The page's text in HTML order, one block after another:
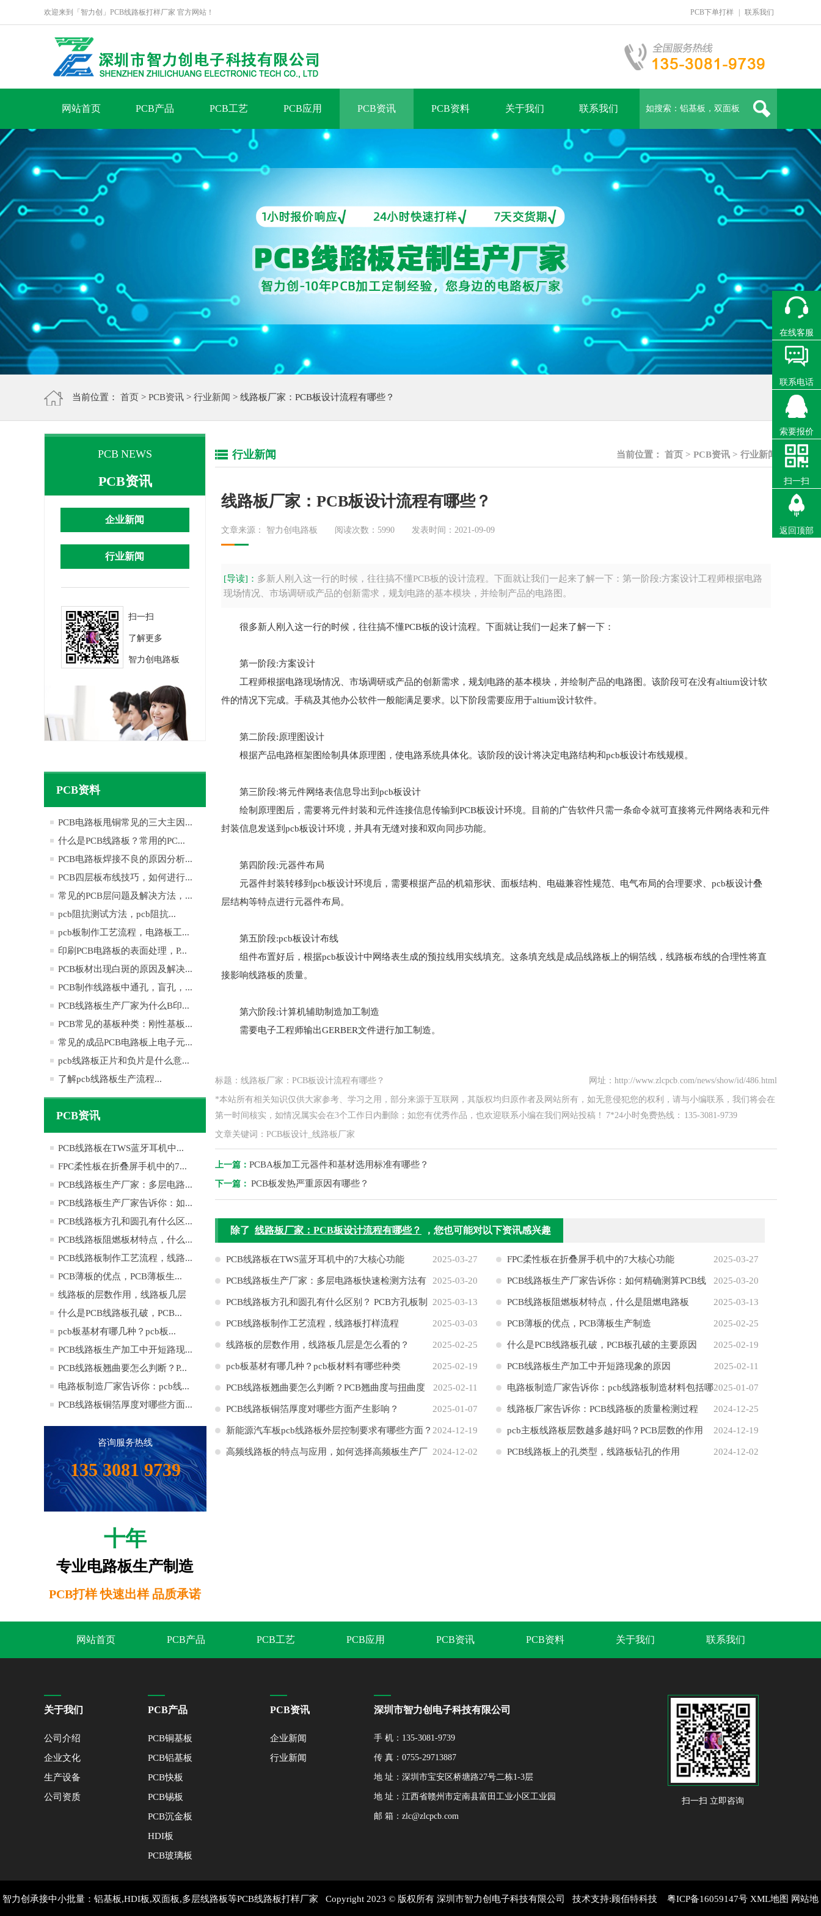
欢迎来到「智力创」PCB线路板打样厂家 官方网站！ PCB下单打样 联系我们
网站首页 PCB产品 PCB工艺 PCB应用 PCB资讯 PCB资料 关于我们 联系我们
当前位置： 首页 > PCB资讯 > 行业新闻 > 线路板厂家：PCB板设计流程有哪些？
PCB NEWS
PCB资讯
企业新闻
行业新闻
扫一扫
了解更多
智力创电路板
PCB资料
PCB电路板甩铜常见的三大主因...
什么是PCB线路板？常用的PC...
PCB电路板焊接不良的原因分析...
PCB四层板布线技巧，如何进行...
常见的PCB层问题及解决方法，...
pcb阻抗测试方法，pcb阻抗...
pcb板制作工艺流程，电路板工...
印刷PCB电路板的表面处理，P...
PCB板材出现白斑的原因及解决...
PCB制作线路板中通孔，盲孔，...
PCB线路板生产厂家为什么B印...
PCB常见的基板种类：刚性基板...
常见的成品PCB电路板上电子元...
pcb线路板正片和负片是什么意...
了解pcb线路板生产流程...
PCB资讯
PCB线路板在TWS蓝牙耳机中...
FPC柔性板在折叠屏手机中的7...
PCB线路板生产厂家：多层电路...
PCB线路板生产厂家告诉你：如...
PCB线路板方孔和圆孔有什么区...
PCB线路板阻燃板材特点，什么...
PCB线路板制作工艺流程，线路...
PCB薄板的优点，PCB薄板生...
线路板的层数作用，线路板几层
是...
什么是PCB线路板孔破，PCB...
pcb板基材有哪几种？pcb板...
PCB线路板生产加工中开短路现...
PCB线路板翘曲要怎么判断？P...
电路板制造厂家告诉你：pcb线...
PCB线路板铜箔厚度对哪些方面...
咨询服务热线
135 3081 9739
十年
专业电路板生产制造
PCB打样 快速出样 品质承诺
当前位置： 首页 > PCB资讯 > 行业新闻
行业新闻
线路板厂家：PCB板设计流程有哪些？
文章来源： 智力创电路板 阅读次数：5990 发表时间：2021-09-09
[导读]： 多新人刚入这一行的时候，往往搞不懂PCB板的设计流程。下面就让我们一起来了解一下：第一阶段:方案设计工程师根据电路
现场情况、市场调研或产品的创新需求，规划电路的基本模块，并绘制产品的电路图。
很多新人刚入这一行的时候，往往搞不懂PCB板的设计流程。下面就让我们一起来了解一下：
第一阶段:方案设计
工程师根据电路现场情况、市场调研或产品的创新需求，规划电路的基本模块，并绘制产品的电路图。该阶段可在没有altium设计软
件的情况下完成。手稿及其他办公软件一般能满足要求。以下阶段需要应用于altium设计软件。
第二阶段:原理图设计
根据产品电路框架图绘制具体原理图，使电路系统具体化。该阶段的设计将决定电路结构和pcb板设计布线规模。
第三阶段:将元件网络表信息导出到pcb板设计
绘制原理图后，需要将元件封装和元件连接信息传输到PCB板设计环境。目前的广告软件只需一条命令就可直接将元件网络表和元件
封装信息发送到pcb板设计环境，并具有无缝对接和双向同步功能。
第四阶段:元器件布局
元器件封装转移到pcb板设计环境后，需要根据产品的机箱形状、面板结构、电磁兼容性规范、电气布局的合理要求、pcb板设计叠
层结构等特点进行元器件布局。
第五阶段:pcb板设计布线
组件布置好后，根据pcb板设计中网络表生成的预拉线用实线填充。这条填充线是成品线路板上的铜箔线，线路板布线的合理性将直
接影响线路板的质量。
第六阶段:计算机辅助制造加工制造
需要电子工程师输出GERBER文件进行加工制造。
标题：线路板厂家：PCB板设计流程有哪些？ 网址：http://www.zlcpcb.com/news/show/id/486.html
*本站所有相关知识仅供大家参考、学习之用，部分来源于互联网，其版权均归原作者及网站所有，如无意侵犯您的权利，请与小编联系，我们将会在
第一时间核实，如情况属实会在3个工作日内删除；如您有优秀作品，也欢迎联系小编在我们网站投稿！ 7*24小时免费热线： 135-3081-9739
文章关键词：PCB板设计_线路板厂家
上一篇： PCBA板加工元器件和基材选用标准有哪些？
下一篇： PCB板发热严重原因有哪些？
除了 线路板厂家：PCB板设计流程有哪些？ ，您也可能对以下资讯感兴趣
2025-03-27
PCB线路板在TWS蓝牙耳机中的7大核心功能 2025-03-27
FPC柔性板在折叠屏手机中的7大核心功能
2025-03-20
PCB线路板生产厂家：多层电路板快速检测方法有
哪些？
2025-03-20
PCB线路板生产厂家告诉你：如何精确测算PCB线
路阻抗
2025-03-13
PCB线路板方孔和圆孔有什么区别？ PCB方孔板制
作
2025-03-13
PCB线路板阻燃板材特点，什么是阻燃电路板
2025-03-03
PCB线路板制作工艺流程，线路板打样流程 2025-02-25
PCB薄板的优点，PCB薄板生产制造
2025-02-25
线路板的层数作用，线路板几层是怎么看的？ 2025-02-19
什么是PCB线路板孔破，PCB板孔破的主要原因
2025-02-19
pcb板基材有哪几种？pcb板材料有哪些种类 2025-02-11
PCB线路板生产加工中开短路现象的原因
2025-02-11
PCB线路板翘曲要怎么判断？PCB翘曲度与扭曲度
的计算
2025-01-07
电路板制造厂家告诉你：pcb线路板制造材料包括哪
些？
2025-01-07
PCB线路板铜箔厚度对哪些方面产生影响？ 2024-12-25
线路板厂家告诉你：PCB线路板的质量检测过程
2024-12-19
新能源汽车板pcb线路板外层控制要求有哪些方面？ 2024-12-19
pcb主板线路板层数越多越好吗？PCB层数的作用
2024-12-02
高频线路板的特点与应用，如何选择高频板生产厂 2024-12-02
PCB线路板上的孔类型，线路板钻孔的作用
网站首页 PCB产品 PCB工艺 PCB应用 PCB资讯 PCB资料 关于我们 联系我们
关于我们
公司介绍
企业文化
生产设备
公司资质
PCB产品
PCB铜基板
PCB铝基板
PCB快板
PCB锡板
PCB沉金板
HDI板
PCB玻璃板
PCB资讯
企业新闻
行业新闻
深圳市智力创电子科技有限公司
手 机：135-3081-9739
传 真：0755-29713887
地 址：深圳市宝安区桥塘路27号二栋1-3层
地 址：江西省赣州市定南县富田工业小区工业园
邮 箱：zlc@zlcpcb.com
扫一扫 立即咨询
智力创承接中小批量：铝基板,HDI板,双面板,多层线路板等PCB线路板打样厂家 Copyright 2023 © 版权所有 深圳市智力创电子科技有限公司 技术支持:顾佰特科技 粤ICP备16059147号 XML地图 网站地
在线客服
联系电话
索要报价
扫一扫
返回顶部